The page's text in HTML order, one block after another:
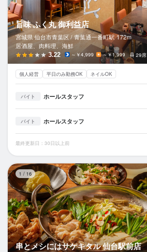
旨味 ふく丸 御利益店
宮城県 仙台市青葉区 / 青葉通一番町駅 172m
居酒屋、肉料理、海鮮
3.22 ～￥4,999 ～￥1,999 29席
個人経営 平日のみ勤務OK ネイルOK
バイト ホールスタッフ
バイト ホールスタッフ
最終更新日：30日以上前
1 / 16
串とメシにはサケキタル 仙台駅前店